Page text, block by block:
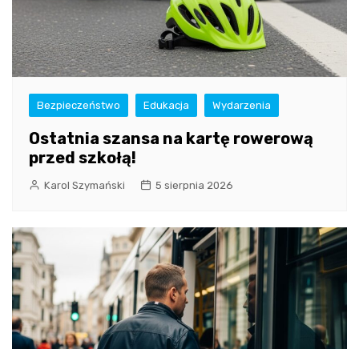
Bezpieczeństwo Edukacja Wydarzenia
Ostatnia szansa na kartę rowerową
przed szkołą!
Karol Szymański 5 sierpnia 2026